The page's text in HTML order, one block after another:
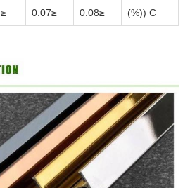
C ((%)
≤0.08
≤0.07 ≤0.12٪